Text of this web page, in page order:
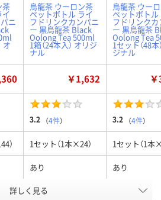
茶
イ
ニ
オ
烏龍茶 ウーロン茶
ペットボトル ライ
フドリンクカンパニ
ー 黒烏龍茶 Black
Oolong Tea 500ml
1箱（24本入） オリジ
ナル
烏龍茶 ウー
ペットボトル
フドリンク
ー 黒烏龍茶
Oolong Tea
1セット（48本
ジナル
￥1,632
3.2 （4件） 3.2 （4件）
） 1セット（1本×24） 1セット（1本
あり あり
RJ16786 RJ42304
詳しく見る